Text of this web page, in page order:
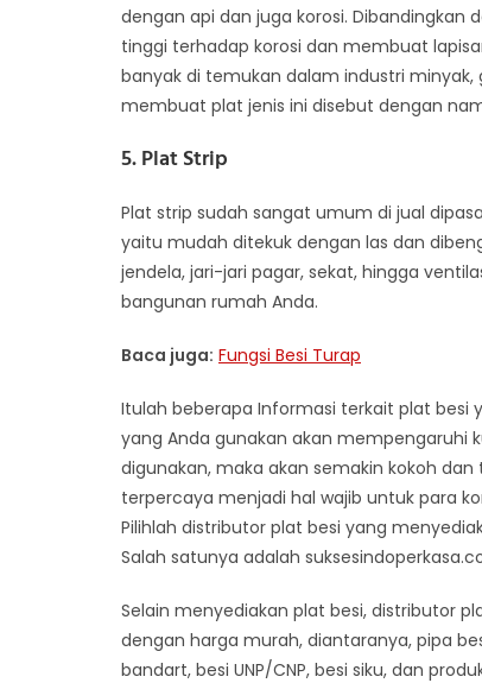
dengan api dan juga korosi. Dibandingkan
tinggi terhadap korosi dan membuat
banyak di temukan dalam industri
membuat plat jenis ini disebut dengan
5. Plat Strip
Plat strip sudah sangat umum di jual
yaitu mudah ditekuk dengan las dan
jendela, jari-jari pagar, sekat, hingga
bangunan rumah Anda.
Baca juga: Fungsi Besi Turap
Itulah beberapa Informasi terkait plat besi
yang Anda gunakan akan mempengaruhi
digunakan, maka akan semakin kokoh
terpercaya menjadi hal wajib untuk para
Pilihlah distributor plat besi yang
Salah satunya adalah
Selain menyediakan plat besi, distributor
dengan harga murah, diantaranya, pipa
bandart, besi UNP/CNP, besi siku, dan